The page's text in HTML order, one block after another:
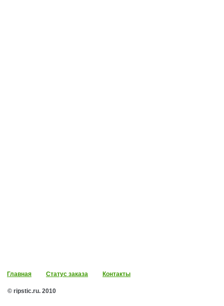
Главная Статус заказа Контакты
© ripstic.ru. 2010